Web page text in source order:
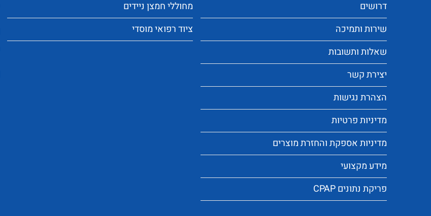
דרושים
שירות ותמיכה
שאלות ותשובות
יצירת קשר
הצהרת נגישות
מדיניות פרטיות
מדיניות אספקת והחזרת מוצרים
מידע מקצועי
פריקת נתונים CPAP
מחוללי חמצן ניידים
ציוד רפואי מוסדי